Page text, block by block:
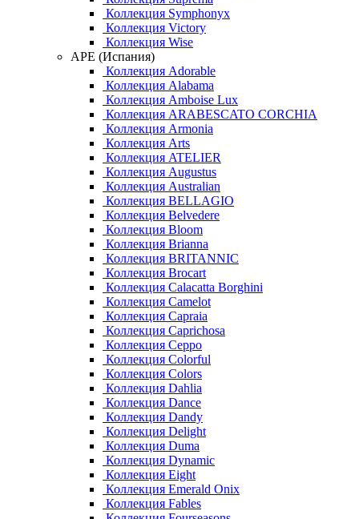
Коллекция Symphonyx
Коллекция Victory
Коллекция Wise
APE (Испания)
Коллекция Adorable
Коллекция Alabama
Коллекция Amboise Lux
Коллекция ARABESCATO CORCHIA
Коллекция Armonia
Коллекция Arts
Коллекция ATELIER
Коллекция Augustus
Коллекция Australian
Коллекция BELLAGIO
Коллекция Belvedere
Коллекция Bloom
Коллекция Brianna
Коллекция BRITANNIC
Коллекция Brocart
Коллекция Calacatta Borghini
Коллекция Camelot
Коллекция Capraia
Коллекция Caprichosa
Коллекция Ceppo
Коллекция Colorful
Коллекция Colors
Коллекция Dahlia
Коллекция Dance
Коллекция Dandy
Коллекция Delight
Коллекция Duma
Коллекция Dynamic
Коллекция Eight
Коллекция Emerald Onix
Коллекция Fables